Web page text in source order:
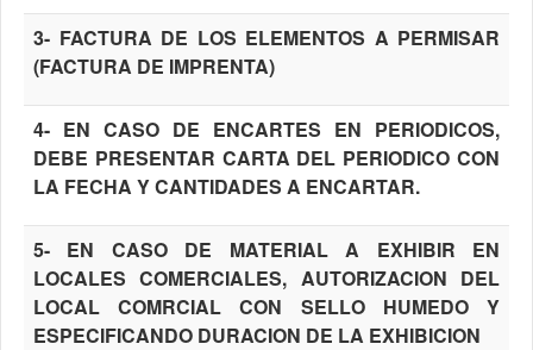
3- FACTURA DE LOS ELEMENTOS A PERMISAR
(FACTURA DE IMPRENTA)
4- EN CASO DE ENCARTES EN PERIODICOS,
DEBE PRESENTAR CARTA DEL PERIODICO CON
LA FECHA Y CANTIDADES A ENCARTAR.
5- EN CASO DE MATERIAL A EXHIBIR EN
LOCALES COMERCIALES, AUTORIZACION DEL
LOCAL COMRCIAL CON SELLO HUMEDO Y
ESPECIFICANDO DURACION DE LA EXHIBICION